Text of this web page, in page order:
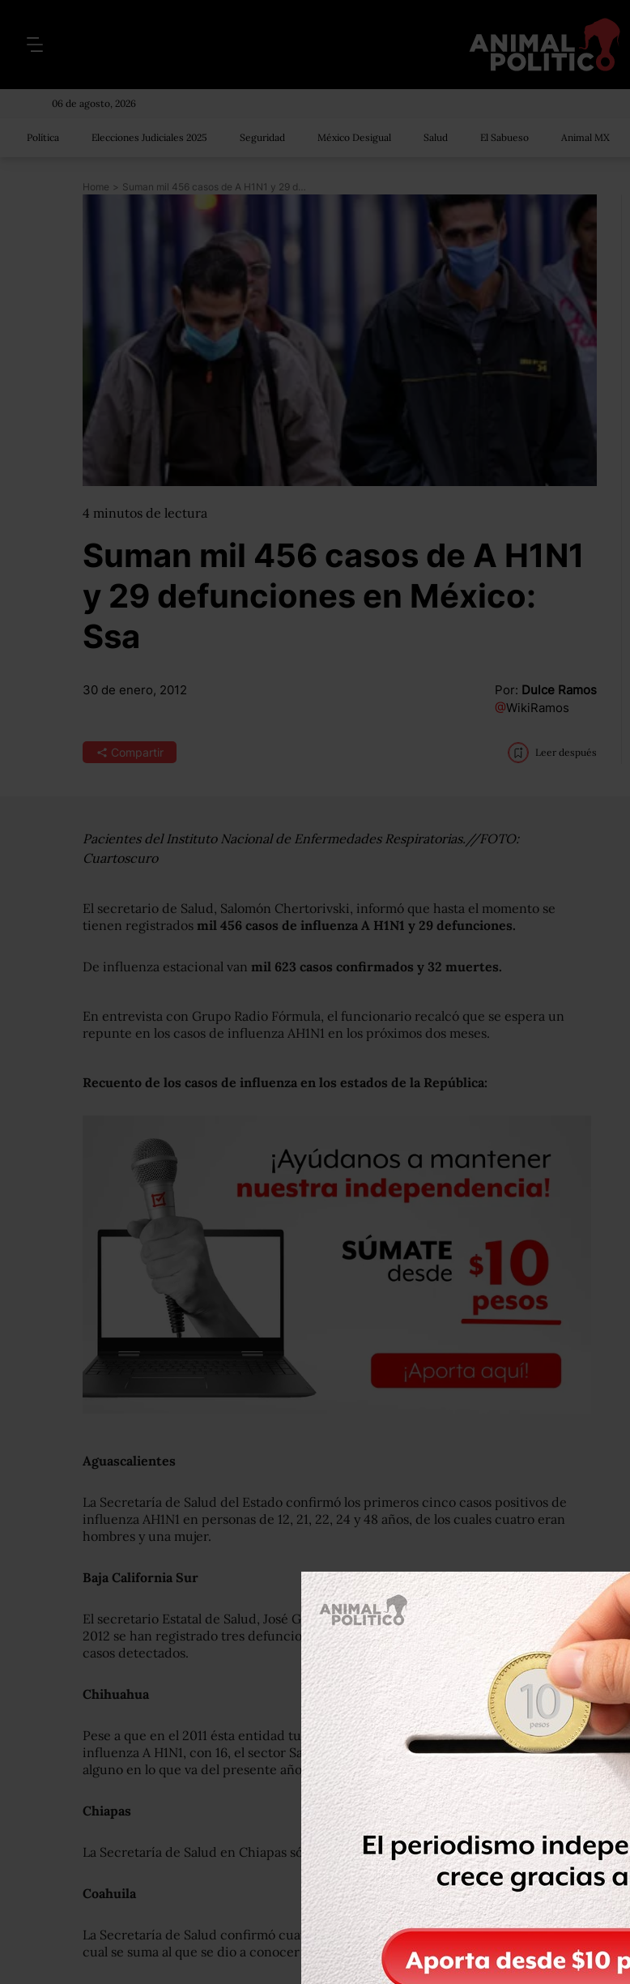
06 de agosto, 2026
Política Elecciones Judiciales 2025 Seguridad México Desigual Salud El Sabueso Animal MX
Home > Suman mil 456 casos de A H1N1 y 29 defunciones en México: Ssa
4 minutos de lectura
Suman mil 456 casos de A H1N1
y 29 defunciones en México:
Ssa
30 de enero, 2012 Por: Dulce Ramos
@WikiRamos
Compartir Leer después
Pacientes del Instituto Nacional de Enfermedades Respiratorias.//FOTO:
Cuartoscuro
El secretario de Salud, Salomón Chertorivski, informó que hasta el momento se
tienen registrados mil 456 casos de influenza A H1N1 y 29 defunciones.
De influenza estacional van mil 623 casos confirmados y 32 muertes.
En entrevista con Grupo Radio Fórmula, el funcionario recalcó que se espera un
repunte en los casos de influenza AH1N1 en los próximos dos meses.
Recuento de los casos de influenza en los estados de la República:
Aguascalientes
La Secretaría de Salud del Estado confirmó los primeros cinco casos positivos de
influenza AH1N1 en personas de 12, 21, 22, 24 y 48 años, de los cuales cuatro eran
hombres y una mujer.
Baja California Sur
El secretario Estatal de Salud, José Guadalupe Bustamante Moreno, confirmó que en
2012 se han registrado tres defunciones por influenza AH1N1, de los 275 posibles
casos detectados.
Chihuahua
Pese a que en el 2011 ésta entidad tuvo el mayor número de casos mortales de
influenza A H1N1, con 16, el sector Salud Estatal declaró que no se ha registrado caso
alguno en lo que va del presente año.
Chiapas
La Secretaría de Salud en Chiapas sólo confirma 10 casos de influenza A H1N1.
Coahuila
La Secretaría de Salud confirmó cuatro casos más de influenza AH1N1 en Saltillo, el
cual se suma al que se dio a conocer el pasado 20 de enero, por lo que ya son cinco.